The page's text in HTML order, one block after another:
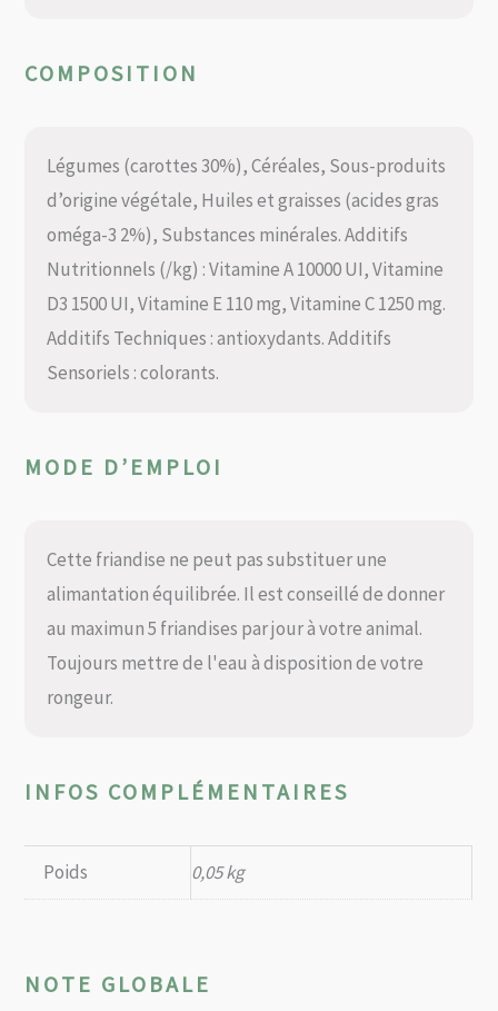
COMPOSITION
Légumes (carottes 30%), Céréales, Sous-produits
d’origine végétale, Huiles et graisses (acides gras
oméga-3 2%), Substances minérales. Additifs
Nutritionnels (/kg) : Vitamine A 10000 UI, Vitamine
D3 1500 UI, Vitamine E 110 mg, Vitamine C 1250 mg.
Additifs Techniques : antioxydants. Additifs
Sensoriels : colorants.
MODE D’EMPLOI
Cette friandise ne peut pas substituer une
alimantation équilibrée. Il est conseillé de donner
au maximun 5 friandises par jour à votre animal.
Toujours mettre de l'eau à disposition de votre
rongeur.
INFOS COMPLÉMENTAIRES
Poids 0,05 kg
NOTE GLOBALE